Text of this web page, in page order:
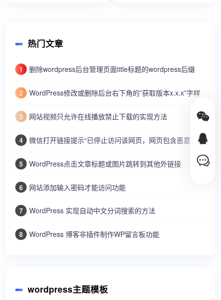
热门文章
1 删除wordpress后台管理页面title标题的wordpress后缀
2 WordPress修改或删除后台右下角的”获取版本x.x.x”字样
3 网站视频只允许在线播放禁止下载的实现方法
4 微信打开链接提示“已停止访问该网页，网页包含恶意欺诈内容…”
5 WordPress点击文章标题或图片跳转到其他外链接
6 网站添加输入密码才能访问功能
7 WordPress 实现自动中文分词搜索的方法
8 WordPress 博客非插件制作WP留言板功能
wordpress主题模板